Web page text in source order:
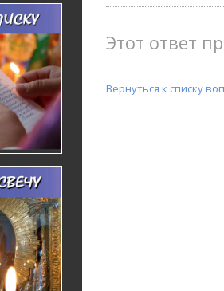
Этот ответ
Вернуться к списку